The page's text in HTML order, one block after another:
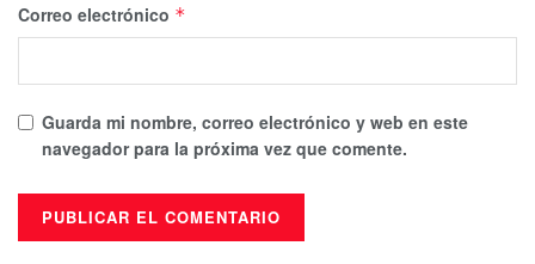
Correo electrónico *
Guarda mi nombre, correo electrónico y web en este
navegador para la próxima vez que comente.